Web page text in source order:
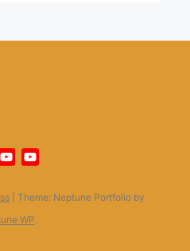
TwitterYouTube
Theme: Neptune Portfolio by
WP.